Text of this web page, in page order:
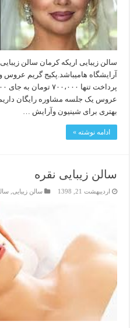
سالن زیبایی اریکه کرمان سالن
عروس یک جلسه مشاوره رایگان
بهتری برای شینیون وآرایش …
ادامه نوشته »
سالن زیبایی نقره
اردیبهشت 21, 1398 سالن زیبایی ,